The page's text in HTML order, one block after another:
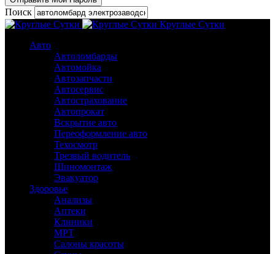
Поиск
Круглые Сутки
Авто
Автоломбарды
Автомойка
Автозапчасти
Автосервис
Автострахование
Автопрокат
Вскрытие авто
Переоформление авто
Техосмотр
Трезвый водитель
Шиномонтаж
Эвакуатор
Здоровье
Анализы
Аптеки
Клиники
МРТ
Салоны красоты